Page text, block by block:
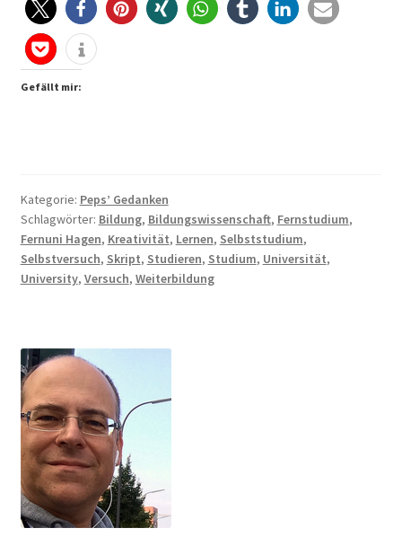
Gefällt mir:
Kategorie: Peps’ Gedanken
Schlagwörter: Bildung, Bildungswissenschaft, Fernstudium,
Fernuni Hagen, Kreativität, Lernen, Selbststudium,
Selbstversuch, Skript, Studieren, Studium, Universität,
University, Versuch, Weiterbildung